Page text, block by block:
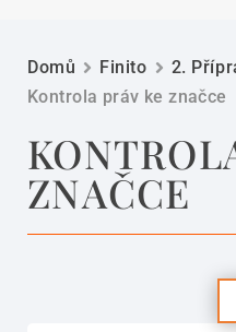
Domů Finito
2.
Kontrola práv ke značce
ZNAČCE